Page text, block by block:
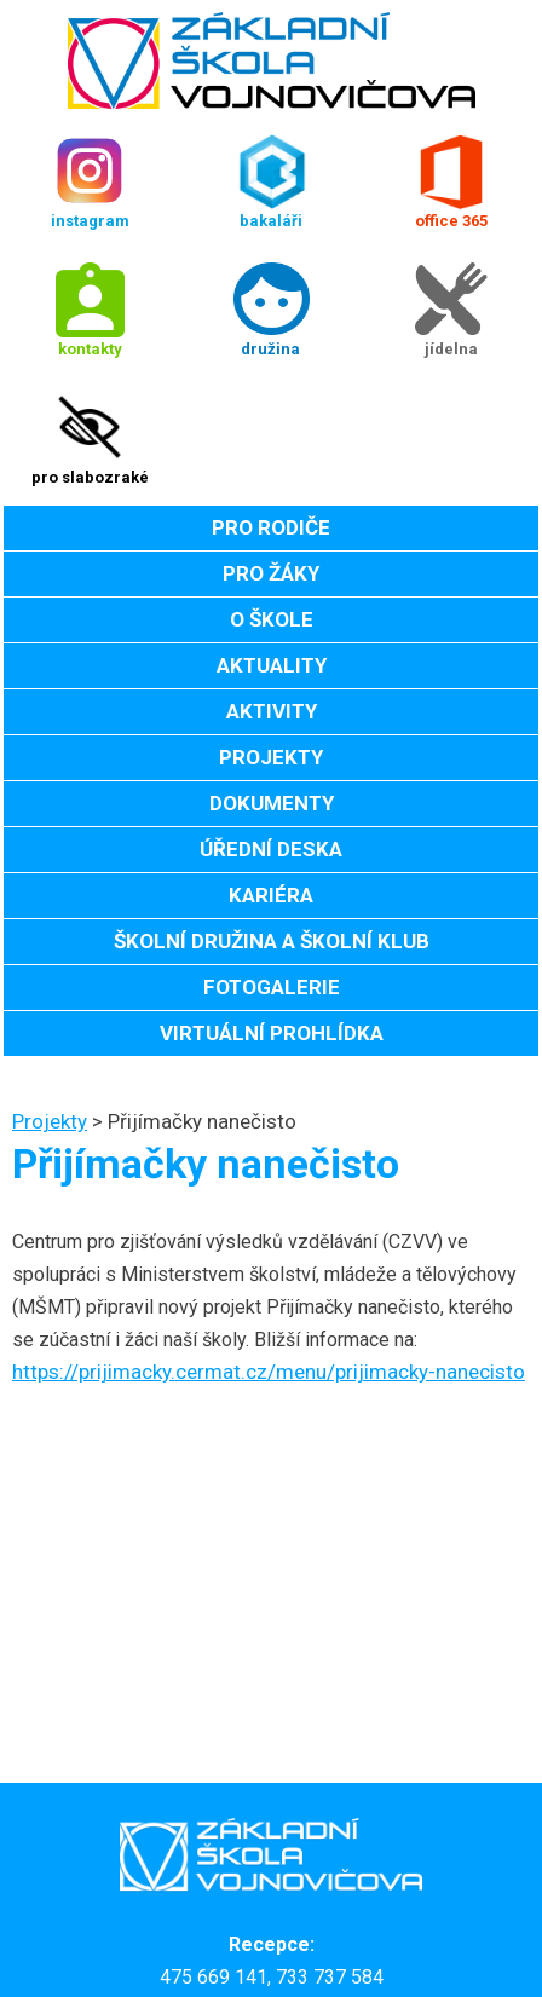
instagram bakaláři office 365
kontakty družina jídelna
pro slabozraké
PRO RODIČE
PRO ŽÁKY
O ŠKOLE
AKTUALITY
AKTIVITY
PROJEKTY
DOKUMENTY
ÚŘEDNÍ DESKA
KARIÉRA
ŠKOLNÍ DRUŽINA A ŠKOLNÍ KLUB
FOTOGALERIE
VIRTUÁLNÍ PROHLÍDKA
Projekty > Přijímačky nanečisto
Přijímačky nanečisto
Centrum pro zjišťování výsledků vzdělávání (CZVV) ve
spolupráci s Ministerstvem školství, mládeže a tělovýchovy
(MŠMT) připravil nový projekt Přijímačky nanečisto, kterého
se zúčastní i žáci naší školy. Bližší informace na:
https://prijimacky.cermat.cz/menu/prijimacky-nanecisto
Recepce:
475 669 141, 733 737 584